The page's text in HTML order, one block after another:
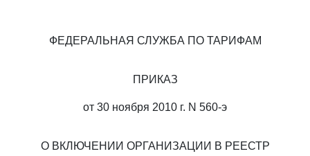
ФЕДЕРАЛЬНАЯ СЛУЖБА ПО ТАРИФАМ
ПРИКАЗ
от 30 ноября 2010 г. N 560-э
О ВКЛЮЧЕНИИ ОРГАНИЗАЦИИ В РЕЕСТР